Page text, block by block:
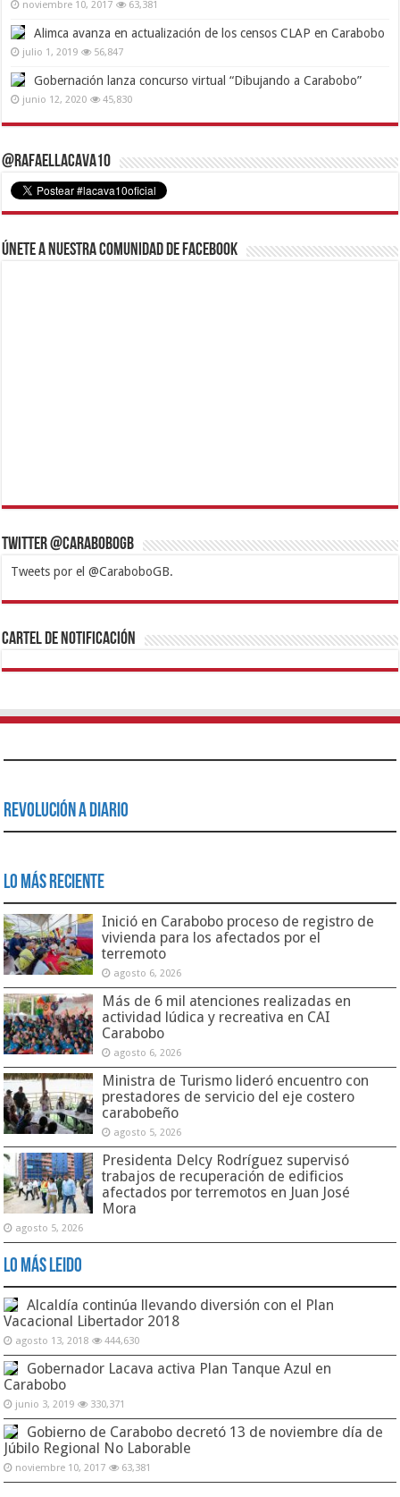
noviembre 10, 2017 63,381
Alimca avanza en actualización de los censos CLAP en Carabobo
julio 1, 2019 56,847
Gobernación lanza concurso virtual “Dibujando a Carabobo”
junio 12, 2020 45,830
@RafaelLacava10
Únete a nuestra comunidad de Facebook
Twitter @CaraboboGB
Tweets por el @CaraboboGB.
1xbetBetturkeyBetistKralbetSupertotobetTipobetMatadorbetMariobet
https://mvbcasino.com/
Cartel de Notificación
Revolución a Diario
Lo Más Reciente
Inició en Carabobo proceso de registro de
vivienda para los afectados por el
terremoto
agosto 6, 2026
Más de 6 mil atenciones realizadas en
actividad lúdica y recreativa en CAI
Carabobo
agosto 6, 2026
Ministra de Turismo lideró encuentro con
prestadores de servicio del eje costero
carabobeño
agosto 5, 2026
Presidenta Delcy Rodríguez supervisó
trabajos de recuperación de edificios
afectados por terremotos en Juan José
Mora
agosto 5, 2026
Lo Más Leido
Alcaldía continúa llevando diversión con el Plan
Vacacional Libertador 2018
agosto 13, 2018 444,630
Gobernador Lacava activa Plan Tanque Azul en
Carabobo
junio 3, 2019 330,371
Gobierno de Carabobo decretó 13 de noviembre día de
Júbilo Regional No Laborable
noviembre 10, 2017 63,381